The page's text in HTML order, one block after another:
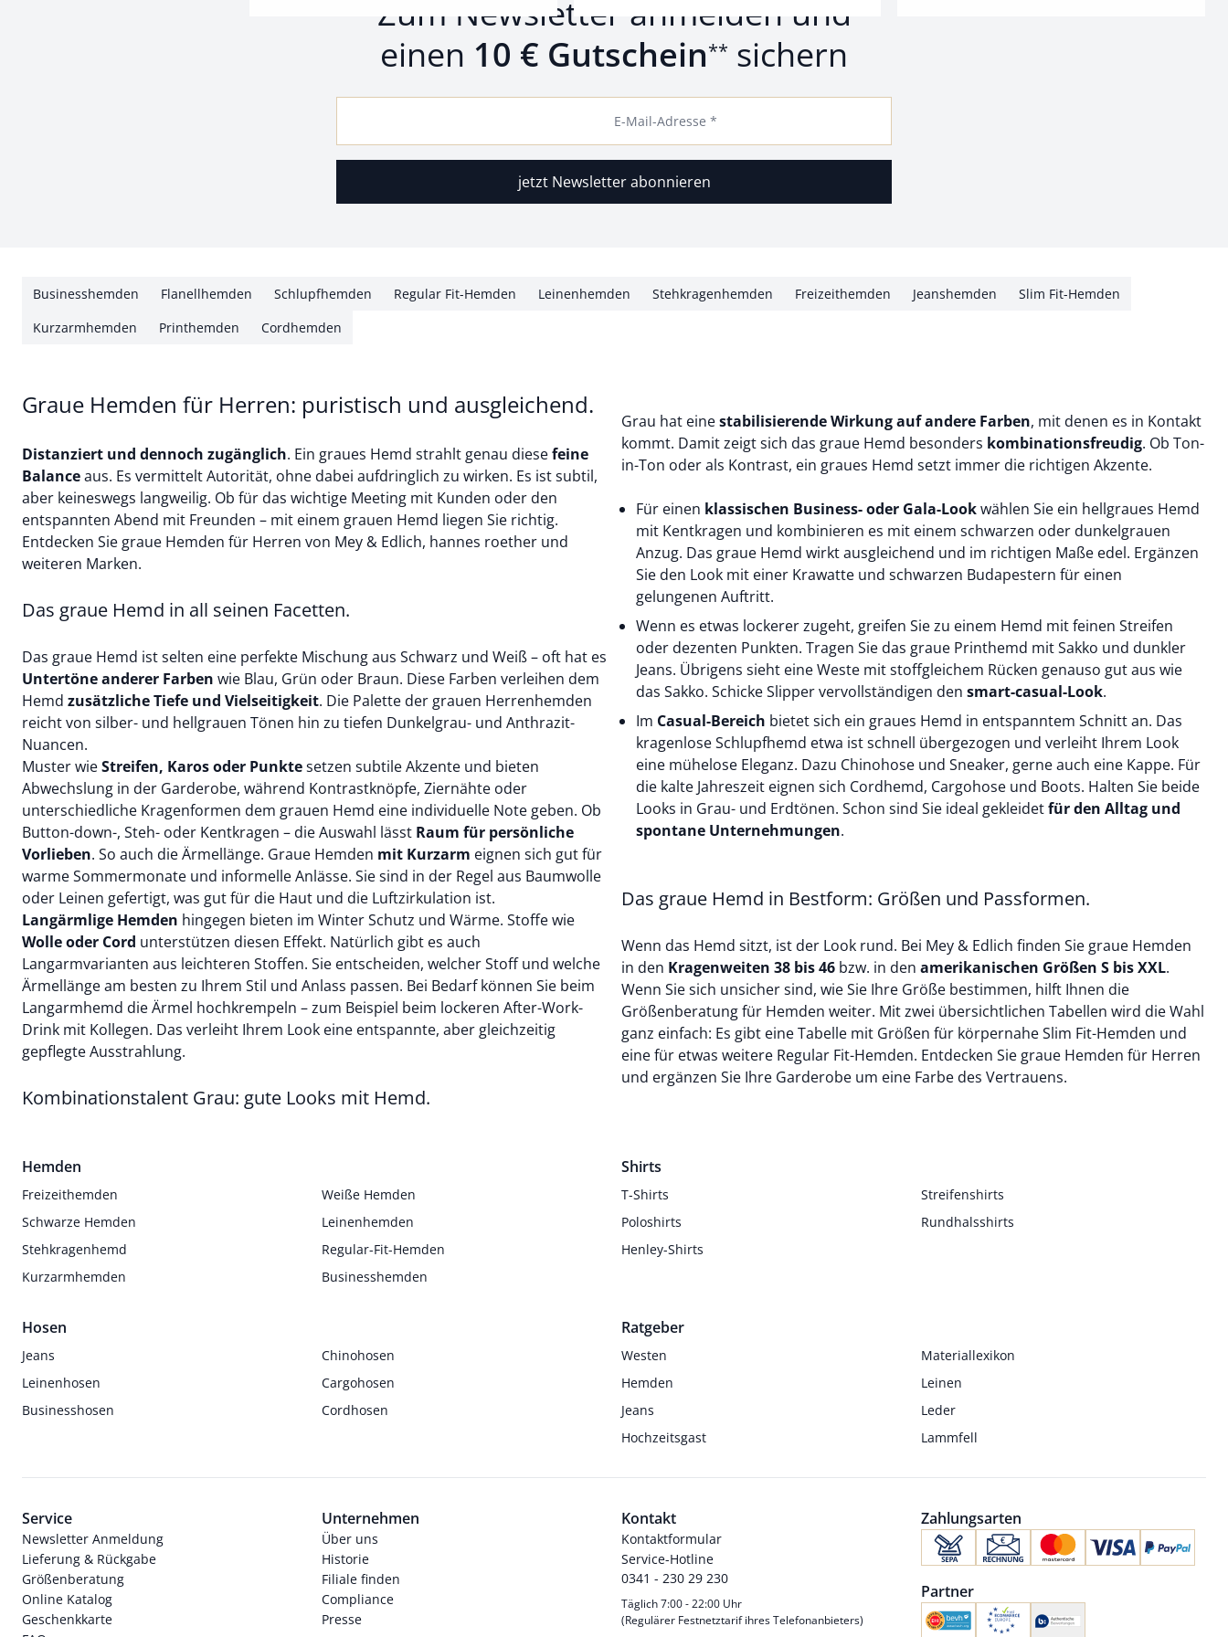
Zum Newsletter anmelden und
einen 10 € Gutschein** sichern
E-Mail-Adresse *
jetzt Newsletter abonnieren
Businesshemden Flanellhemden Schlupfhemden Regular Fit-Hemden Leinenhemden Stehkragenhemden Freizeithemden Jeanshemden
Slim Fit-Hemden
Kurzarmhemden
Printhemden Cordhemden
Graue Hemden für Herren: puristisch und ausgleichend.
Distanziert und dennoch zugänglich. Ein graues Hemd strahlt genau diesefeine
Balanceaus. Es vermittelt Autorität, ohne dabei aufdringlich zu wirken. Es ist subtil,
aber keineswegs langweilig. Ob für das wichtige Meeting mit Kunden oder den
entspannten Abend mit Freunden – mit einem grauen Hemd liegen Sie richtig.
Entdecken Sie graue Hemden für Herren von Mey & Edlich, hannes roether und
weiteren Marken.
Das graue Hemd in all seinen Facetten.
Das graue Hemd ist selten eine perfekte Mischung aus Schwarz und Weiß – oft hat es
Untertöne anderer Farben wie Blau, Grün oder Braun. Diese Farben verleihen dem
Hemd zusätzliche Tiefe und Vielseitigkeit. Die Palette der grauen Herrenhemden
reicht von silber- und hellgrauen Tönen hin zu tiefen Dunkelgrau- und Anthrazit-
Nuancen.
Muster wieStreifen, Karos oder Punktesetzen subtile Akzente und bieten
Abwechslung in der Garderobe, während Kontrastknöpfe, Ziernähte oder
unterschiedliche Kragenformen dem grauen Hemd eine individuelle Note geben. Ob
Button-down-, Steh- oder Kentkragen – die Auswahl lässt Raum für persönliche
Vorlieben. So auch die Ärmellänge. Graue Hemden mit Kurzarm eignen sich gut für
warme Sommermonate und informelle Anlässe. Sie sind in der Regel aus Baumwolle
oder Leinen gefertigt, was gut für die Haut und die Luftzirkulation ist.
Langärmlige Hemden hingegen bieten im Winter Schutz und Wärme. Stoffe wie
Wolle oder Cord unterstützen diesen Effekt. Natürlich gibt es auch
Langarmvarianten aus leichteren Stoffen. Sie entscheiden, welcher Stoff und welche
Ärmellänge am besten zu Ihrem Stil und Anlass passen. Bei Bedarf können Sie beim
Langarmhemd die Ärmel hochkrempeln – zum Beispiel beim lockeren After-Work-
Drink mit Kollegen. Das verleiht Ihrem Look eine entspannte, aber gleichzeitig
gepflegte Ausstrahlung.
Kombinationstalent Grau: gute Looks mit Hemd.
Grau hat einestabilisierende Wirkung auf andere Farben, mit denen es in Kontakt
kommt. Damit zeigt sich das graue Hemd besonders kombinationsfreudig. Ob Ton-
in-Ton oder als Kontrast, ein graues Hemd setzt immer die richtigen Akzente.
Für einen klassischen Business- oder Gala-Lookwählen Sie ein hellgraues Hemd
mit Kentkragen und kombinieren es mit einem schwarzen oder dunkelgrauen
Anzug. Das graue Hemd wirkt ausgleichend und im richtigen Maße edel. Ergänzen
Sie den Look mit einer Krawatte und schwarzen Budapestern für einen
gelungenen Auftritt.
Wenn es etwas lockerer zugeht, greifen Sie zu einem Hemd mit feinen Streifen
oder dezenten Punkten. Tragen Sie das graue Printhemd mitSakko und dunkler
Jeans. Übrigens sieht eineWeste mit stoffgleichem Rücken genauso gut aus wie
das Sakko. SchickeSlippervervollständigen den smart-casual-Look.
Im Casual-Bereich bietet sich ein graues Hemd in entspanntem Schnitt an. Das
kragenloseSchlupfhemd etwa ist schnell übergezogen und verleiht Ihrem Look
eine mühelose Eleganz. Dazu Chinohose und Sneaker, gerne auch eine Kappe. Für
die kalte Jahreszeit eignen sich Cordhemd, Cargohose und Boots. Halten Sie beide
Looks in Grau- und Erdtönen. Schon sind Sie ideal gekleidetfür den Alltag und
spontane Unternehmungen.
Das graue Hemd in Bestform: Größen und Passformen.
Wenn das Hemd sitzt, ist der Look rund. Bei Mey & Edlich finden Sie graue Hemden
in den Kragenweiten 38 bis 46 bzw. in den amerikanischen Größen S bis XXL.
Wenn Sie sich unsicher sind, wie Sie Ihre Größe bestimmen, hilft Ihnen die
Größenberatung für Hemden weiter. Mit zwei übersichtlichen Tabellen wird die Wahl
ganz einfach: Es gibt eine Tabelle mit Größen für körpernaheSlim Fit-Hemden und
eine für etwas weitere Regular Fit-Hemden. Entdecken Sie graue Hemden für Herren
und ergänzen Sie Ihre Garderobe um eine Farbe des Vertrauens.
Hemden
Freizeithemden
Weiße Hemden
Schwarze Hemden
Leinenhemden
Stehkragenhemd
Regular-Fit-Hemden
Kurzarmhemden
Businesshemden
Shirts
T-Shirts
Streifenshirts
Poloshirts
Rundhalsshirts
Henley-Shirts
Hosen
Jeans
Chinohosen
Leinenhosen
Cargohosen
Businesshosen
Cordhosen
Ratgeber
Westen
Materiallexikon
Hemden
Leinen
Jeans
Leder
Hochzeitsgast
Lammfell
Service
Newsletter Anmeldung
Lieferung & Rückgabe
Größenberatung
Online Katalog
Geschenkkarte
Unternehmen
Über uns
Historie
Filiale finden
Compliance
Presse
Kontakt
Kontaktformular
Service-Hotline
0341 - 230 29 230
Täglich 7:00 - 22:00 Uhr
(Regulärer Festnetztarif ihres Telefonanbieters)
Zahlungsarten
Partner